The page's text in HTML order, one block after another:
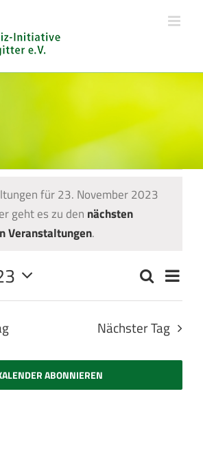
für 23. November 2023
geht es zu den nächsten
Veranstaltungen.
Suche
und
Suche
Tag
Nächster Tag
ABONNIEREN